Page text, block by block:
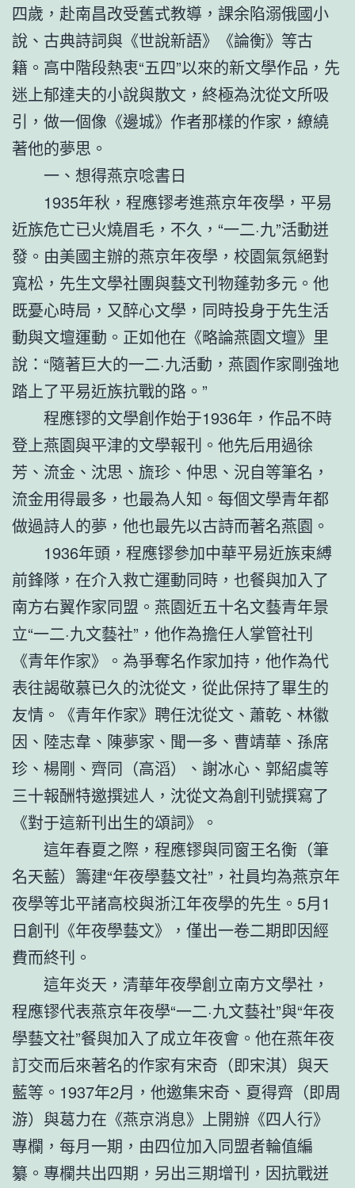
四歲，赴南昌改受舊式教導，課余陷溺俄國小
說、古典詩詞與《世說新語》《論衡》等古
籍。高中階段熱衷“五四”以來的新文學作品，先
迷上郁達夫的小說與散文，終極為沈從文所吸
引，做一個像《邊城》作者那樣的作家，繚繞
著他的夢思。
一、想得燕京唸書日
1935年秋，程應镠考進燕京年夜學，平易
近族危亡已火燒眉毛，不久，“一二·九”活動迸
發。由美國主辦的燕京年夜學，校園氣氛絕對
寬松，先生文學社團與藝文刊物蓬勃多元。他
既憂心時局，又醉心文學，同時投身于先生活
動與文壇運動。正如他在《略論燕園文壇》里
說：“隨著巨大的一二·九活動，燕園作家剛強地
踏上了平易近族抗戰的路。”
程應镠的文學創作始于1936年，作品不時
登上燕園與平津的文學報刊。他先后用過徐
芳、流金、沈思、旒珍、仲思、況自等筆名，
流金用得最多，也最為人知。每個文學青年都
做過詩人的夢，他也最先以古詩而著名燕園。
1936年頭，程應镠參加中華平易近族束縛
前鋒隊，在介入救亡運動同時，也餐與加入了
南方右翼作家同盟。燕園近五十名文藝青年景
立“一二·九文藝社”，他作為擔任人掌管社刊
《青年作家》。為爭奪名作家加持，他作為代
表往謁敬慕已久的沈從文，從此保持了畢生的
友情。《青年作家》聘任沈從文、蕭乾、林徽
因、陸志韋、陳夢家、聞一多、曹靖華、孫席
珍、楊剛、齊同（高滔）、謝冰心、郭紹虞等
三十報酬特邀撰述人，沈從文為創刊號撰寫了
《對于這新刊出生的頌詞》。
這年春夏之際，程應镠與同窗王名衡（筆
名天藍）籌建“年夜學藝文社”，社員均為燕京年
夜學等北平諸高校與浙江年夜學的先生。5月1
日創刊《年夜學藝文》，僅出一卷二期即因經
費而終刊。
這年炎天，清華年夜學創立南方文學社，
程應镠代表燕京年夜學“一二·九文藝社”與“年夜
學藝文社”餐與加入了成立年夜會。他在燕年夜
訂交而后來著名的作家有宋奇（即宋淇）與天
藍等。1937年2月，他邀集宋奇、夏得齊（即周
游）與葛力在《燕京消息》上開辦《四人行》
專欄，每月一期，由四位加入同盟者輪值編
纂。專欄共出四期，另出三期增刊，因抗戰迸